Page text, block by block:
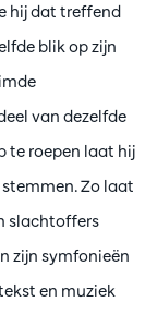
hij dat treffend
blik op zijn
van dezelfde
te roepen laat hij
Zo laat
slachtoffers
zijn symfonieën
en muziek